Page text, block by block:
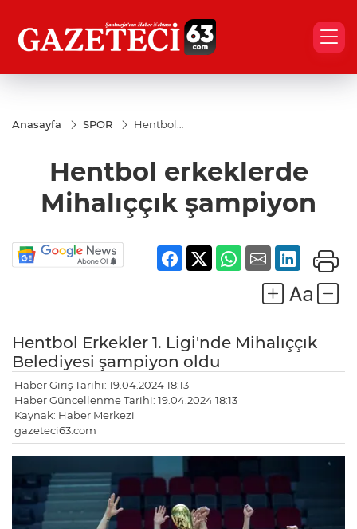
Anasayfa SPOR
Hentbol
şampiyon
Hentbol erkeklerde
Mihalıççık şampiyon
Hentbol Erkekler 1. Ligi'nde Mihalıççık
Belediyesi şampiyon oldu
Haber Giriş Tarihi: 19.04.2024 18:13
Haber Güncellenme Tarihi: 19.04.2024 18:13
Kaynak: Haber Merkezi
gazeteci63.com